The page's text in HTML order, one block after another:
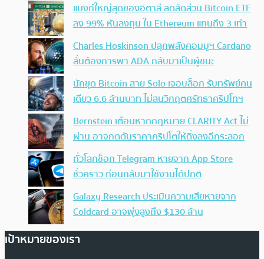
แบงก์ใหญ่สุดของอิตาลี ลดสัดส่วน Bitcoin ETF
ลง 99% หันลงทุน ใน Ethereum แทนถึง 3 เท่า
Charles Hoskinson ปลุกพลังคอมมูฯ Cardano
ลั่นต้องการพา ADA กลับมาเป็นผู้ชนะ
นักขุด Bitcoin สาย Solo เจอบล็อก รับทรัพย์คน
เดียว 6.6 ล้านบาท ไม่สนวิกฤตศรัทธาคริปโทฯ
Bernstein เตือนหากกฎหมาย CLARITY Act ไม่
ผ่าน อาจกดดันราคาคริปโตให้ดิ่งลงอีกระลอก
ทั่วโลกช็อก Telegram หายจาก App Store
ชั่วคราว ก่อนกลับมาใช้งานได้ปกติ
Galaxy Research ประเมินความเสียหายจาก
Coldcard อาจพุ่งสูงถึง $130 ล้าน
เป้าหมายของเรา